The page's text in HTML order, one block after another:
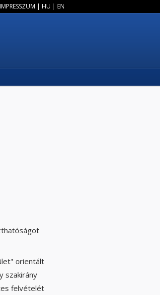
IMPRESSZUM | HU | EN
orientált
szakirány
felvételét